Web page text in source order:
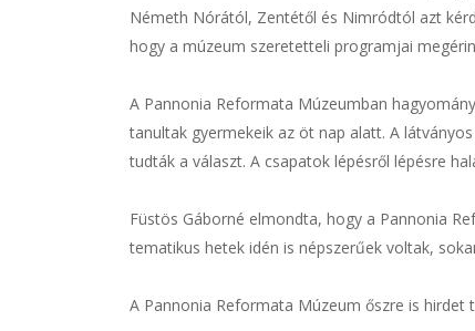
Németh Nórától, Zentétől és Nimródtól azt
hogy a múzeum szeretetteli programjai
A Pannonia Reformata Múzeumban
tanultak gyermekeik az öt nap alatt. A
tudták a választ. A csapatok lépésről lépésre
Füstös Gáborné elmondta, hogy a Pannonia
tematikus hetek idén is népszerűek voltak,
A Pannonia Reformata Múzeum őszre is